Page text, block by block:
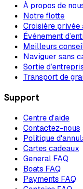
À propos de
Notre flotte
Croisière privée
Événement
Meilleurs
Naviguer sans
Sortie
Transport de
Support
Centre d'aide
Contactez-nous
Politique
Cartes cadeaux
General FAQ
Boats FAQ
Payments FAQ